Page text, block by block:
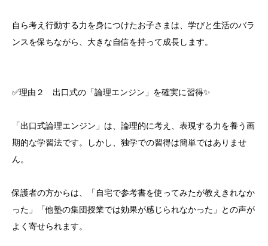
自ら考え行動する力を身につけたお子さまは、学びと生活のバラ
ンスを保ちながら、大きな自信を持って成長します。
✅理由２ 出口式の「論理エンジン」を確実に習得✨
「出口式論理エンジン」は、論理的に考え、表現する力を養う画
期的な学習法です。しかし、独学での習得は簡単ではありませ
ん。
保護者の方からは、「自宅で参考書を使ってみたが教えきれなか
った」「他塾の集団授業では効果が感じられなかった」との声が
よく寄せられます。